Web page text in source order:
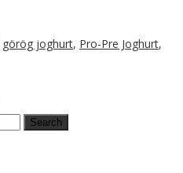
görög joghurt, Pro-Pre Joghurt,